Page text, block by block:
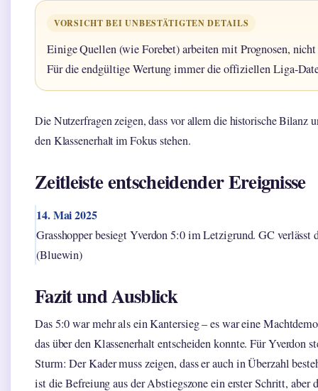
VORSICHT BEI UNBESTÄTIGTEN DETAILS
Einige Quellen (wie Forebet) arbeiten mit Prognosen,
Für die endgültige Wertung immer die offiziellen Liga-
Die Nutzerfragen zeigen, dass vor allem die historische Bilanz
den Klassenerhalt im Fokus stehen.
Zeitleiste entscheidender Ereignisse
14. Mai 2025
Grasshopper besiegt Yverdon 5:0 im Letzigrund. GC verlässt
(Bluewin)
Fazit und Ausblick
Das 5:0 war mehr als ein Kantersieg – es war eine
das über den Klassenerhalt entscheiden konnte. Für Yverdon
Sturm: Der Kader muss zeigen, dass er auch in Überzahl
ist die Befreiung aus der Abstiegszone ein erster Schritt, aber